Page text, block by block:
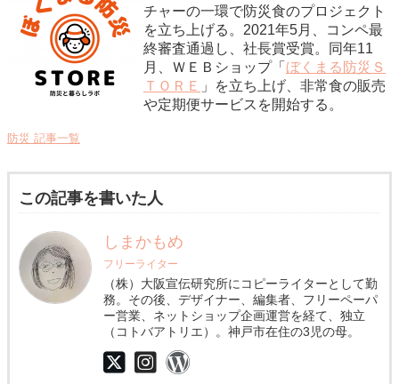
チャーの一環で防災食のプロジェクト
を立ち上げる。2021年5月、コンペ最
終審査通過し、社長賞受賞。同年11
月、ＷＥＢショップ「 ぼくまる防災Ｓ
ＴＯＲＥ 」を立ち上げ、非常食の販売
や定期便サービスを開始する。
防災 記事一覧
この記事を書いた人
しまかもめ
フリーライター
（株）大阪宣伝研究所にコピーライターとして勤
務。その後、デザイナー、編集者、フリーペーパ
ー営業、ネットショップ企画運営を経て、独立
（コトバアトリエ）。神戸市在住の3児の母。